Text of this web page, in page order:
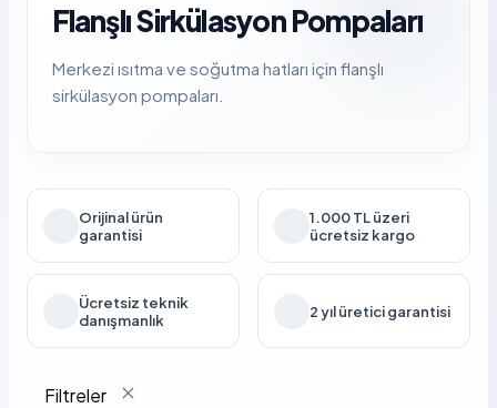
Flanşlı Sirkülasyon Pompaları
Merkezi ısıtma ve soğutma hatları için flanşlı
sirkülasyon pompaları.
Orijinal ürün
garantisi
1.000 TL üzeri
ücretsiz kargo
Ücretsiz teknik
danışmanlık
2 yıl üretici garantisi
Filtreler